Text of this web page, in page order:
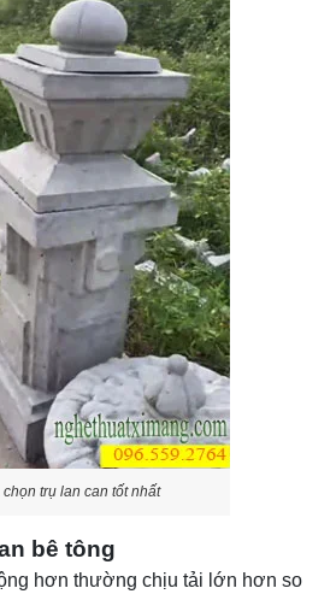
trụ lan can tốt nhất
bê tông
hơn thường chịu tải lớn hơn so